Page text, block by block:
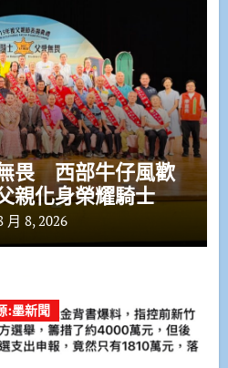
畏 西部牛仔風歡
化身榮耀騎士
月 8, 2026
:墨新聞